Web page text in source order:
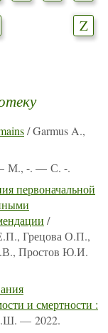
Z
/ Garmus A.,
— М., -. — С. -.
первоначальной
/
Грецова О.П.,
Простов Ю.И.
и смертности :
— 2022.